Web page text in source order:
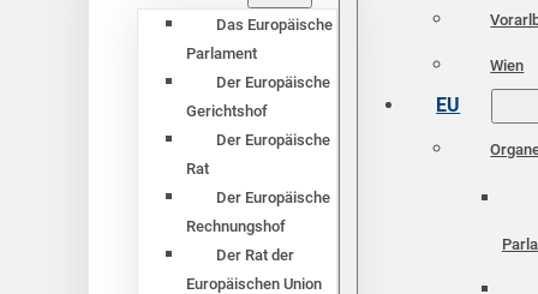
Das Europäische
Parlament
Der Europäische
Gerichtshof
Der Europäische
Rat
Der Europäische
Rechnungshof
Der Rat der
Europäischen Union
Wien
EU